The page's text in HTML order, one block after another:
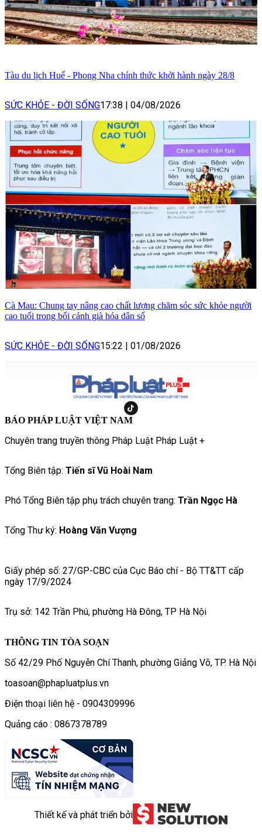
Tàu du lịch Huế - Phong Nha chính thức khởi hành ngày 28/8
SỨC KHỎE - ĐỜI SỐNG17:38 | 04/08/2026
Cà Mau: Chung tay nâng cao chất lượng chăm sóc sức khỏe người
cao tuổi trong bối cảnh già hóa dân số
SỨC KHỎE - ĐỜI SỐNG15:22 | 01/08/2026
BÁO PHÁP LUẬT VIỆT NAM
Chuyên trang truyền thông Pháp Luật Pháp Luật +
Tổng Biên tập: Tiến sĩ Vũ Hoài Nam
Phó Tổng Biên tập phụ trách chuyên trang: Trần Ngọc Hà
Tổng Thư ký: Hoàng Văn Vượng
Giấy phép số: 27/GP-CBC của Cục Báo chí - Bộ TT&TT cấp
ngày 17/9/2024
Trụ sở: 142 Trần Phú, phường Hà Đông, TP Hà Nội
THÔNG TIN TÒA SOẠN
Số 42/29 Phố Nguyễn Chí Thanh, phường Giảng Võ, TP. Hà Nội
toasoan@phapluatplus.vn
Điện thoại liên hệ - 0904309996
Quảng cáo : 0867378789
Thiết kế và phát triển bởi